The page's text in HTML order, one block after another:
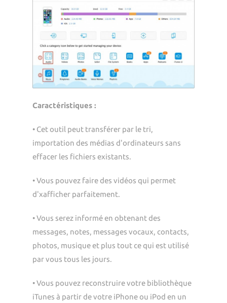
Caractéristiques :
• Cet outil peut transférer par le tri,
importation des médias d'ordinateurs sans
effacer les fichiers existants.
• Vous pouvez faire des vidéos qui permet
d'xafficher parfaitement.
• Vous serez informé en obtenant des
messages, notes, messages vocaux, contacts,
photos, musique et plus tout ce qui est utilisé
par vous tous les jours.
• Vous pouvez reconstruire votre bibliothèque
iTunes à partir de votre iPhone ou iPod en un